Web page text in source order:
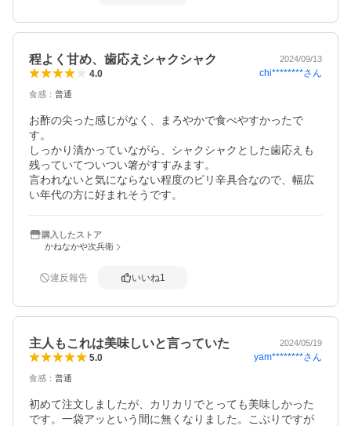
程よく甘め、歯応えシャクシャク 2024/09/13
4.0 chi********さん
食感 ： 普通
お酢の尖った感じがなく、まろやかで食べやすかったで
す。
しっかり漬かっていながら、シャクシャクとした歯応えも
残っていてついつい箸がすすみます。
言われないと気にならない程度のピリ辛具合なので、幅広
い年代の方に好まれそうです。
購入したストア
かねなかや次兵衛
違反報告 いいね1
主人もこれは美味しいと言っていた 2024/05/19
5.0 yam********さん
食感 ： 普通
初めて注文しましたが、カリカリでとっても美味しかった
です。一袋アッという間に無くなりました。こぶりですが